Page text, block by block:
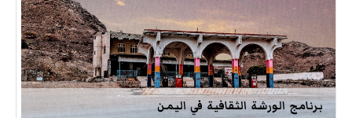
برنامج الورشة الثقافية في اليمن